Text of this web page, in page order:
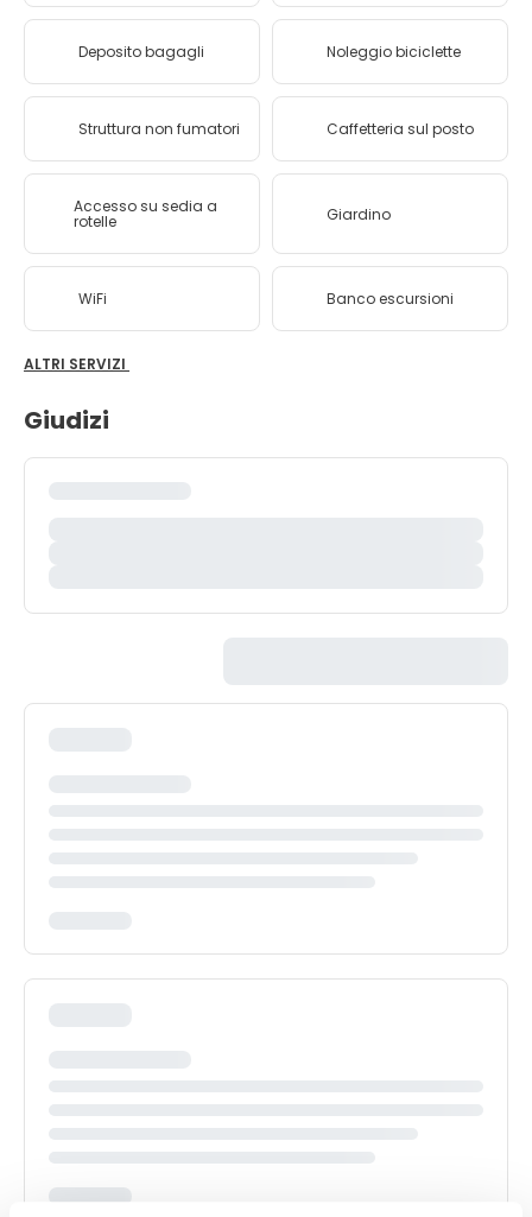
Deposito bagagli Noleggio biciclette
Struttura non fumatori Caffetteria sul posto
Accesso su sedia a
rotelle Giardino
WiFi Banco escursioni
ALTRI SERVIZI
Giudizi